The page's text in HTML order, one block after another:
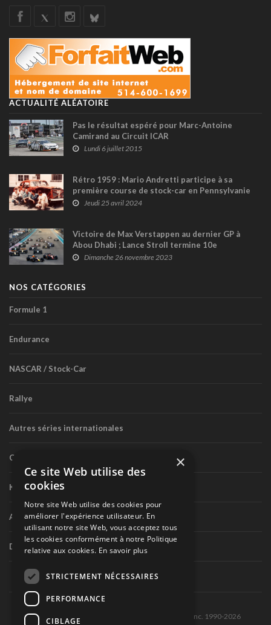
ACTUALITÉ ALÉATOIRE
Pas le résultat espéré pour Marc-Antoine
Camirand au Circuit ICAR
Lundi 6 juillet 2015
Rétro 1959 : Mario Andretti participe à sa
première course de stock-car en Pennsylvanie
Jeudi 25 avril 2024
Victoire de Max Verstappen au dernier GP à
Abou Dhabi ; Lance Stroll termine 10e
Dimanche 26 novembre 2023
NOS CATÉGORIES
Formule 1
Endurance
NASCAR / Stock-Car
Rallye
Autres séries internationales
Circuit routier canadien
Karting
Autres séries nationales
Divers
Tous droits réservés © Les Éditions Pole-Position inc. 1990-2026
×
Ce site Web utilise des
cookies
Notre site Web utilise des cookies pour
améliorer l'expérience utilisateur. En
utilisant notre site Web, vous acceptez tous
les cookies conformément à notre Politique
relative aux cookies. En savoir plus
STRICTEMENT NÉCESSAIRES
PERFORMANCE
CIBLAGE